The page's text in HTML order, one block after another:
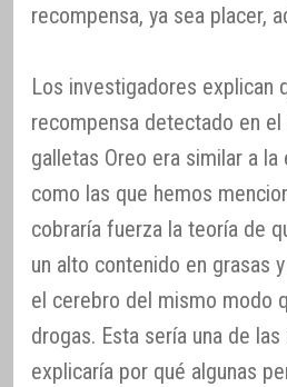
recompensa, ya sea placer,
Los investigadores explican
recompensa detectado en
galletas Oreo era similar a
como las que hemos
cobraría fuerza la teoría de
un alto contenido en grasas
el cerebro del mismo modo
drogas. Esta sería una de
explicaría por qué algunas